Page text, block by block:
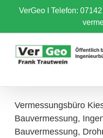
content
VerGeo I Telefon:
Vermessungsbüro
Bauvermessung,
Bauvermessung,